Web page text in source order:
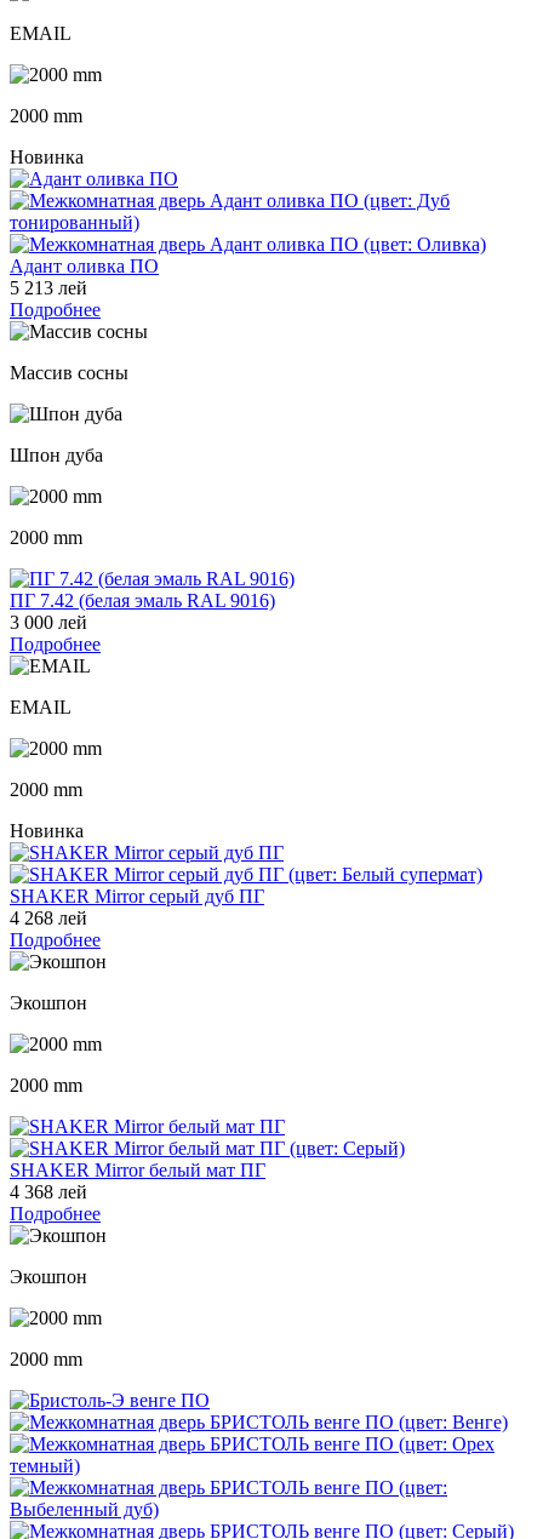
EMAIL
2000 mm
Новинка
Адант оливка ПО
5 213 лей
Подробнее
Массив сосны
Шпон дуба
2000 mm
ПГ 7.42 (белая эмаль RAL 9016)
3 000 лей
Подробнее
EMAIL
2000 mm
Новинка
SHAKER Mirror серый дуб ПГ
4 268 лей
Подробнее
Экошпон
2000 mm
SHAKER Mirror белый мат ПГ
4 368 лей
Подробнее
Экошпон
2000 mm